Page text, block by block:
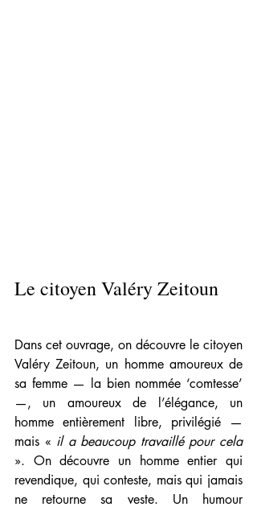
Le citoyen Valéry Zeitoun
Dans cet ouvrage, on découvre le citoyen
Valéry Zeitoun, un homme amoureux de
sa femme — la bien nommée ‘comtesse’
—, un amoureux de l’élégance, un
homme entièrement libre, privilégié —
mais « il a beaucoup travaillé pour cela
». On découvre un homme entier qui
revendique, qui conteste, mais qui jamais
ne retourne sa veste. Un humour